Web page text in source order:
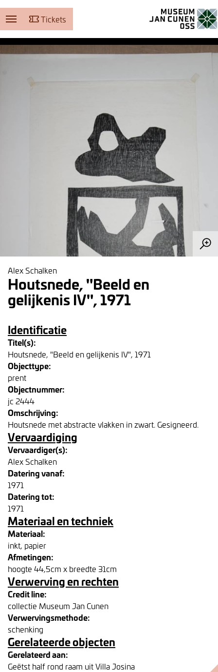
Tickets
Alex Schalken
Houtsnede, "Beeld en
gelijkenis IV", 1971
Identificatie
Titel(s):
Houtsnede, "Beeld en gelijkenis IV", 1971
Objecttype:
prent
Objectnummer:
jc 2444
Omschrijving:
Houtsnede met abstracte vlakken in zwart. Gesigneerd.
Vervaardiging
Vervaardiger(s):
Alex Schalken
Datering vanaf:
1971
Datering tot:
1971
Materiaal en techniek
Materiaal:
inkt, papier
Afmetingen:
hoogte 44,5cm x breedte 31cm
Verwerving en rechten
Credit line:
collectie Museum Jan Cunen
Verwervingsmethode:
schenking
Gerelateerde objecten
Gerelateerd aan:
Geëtst half rond raam uit Villa Josina